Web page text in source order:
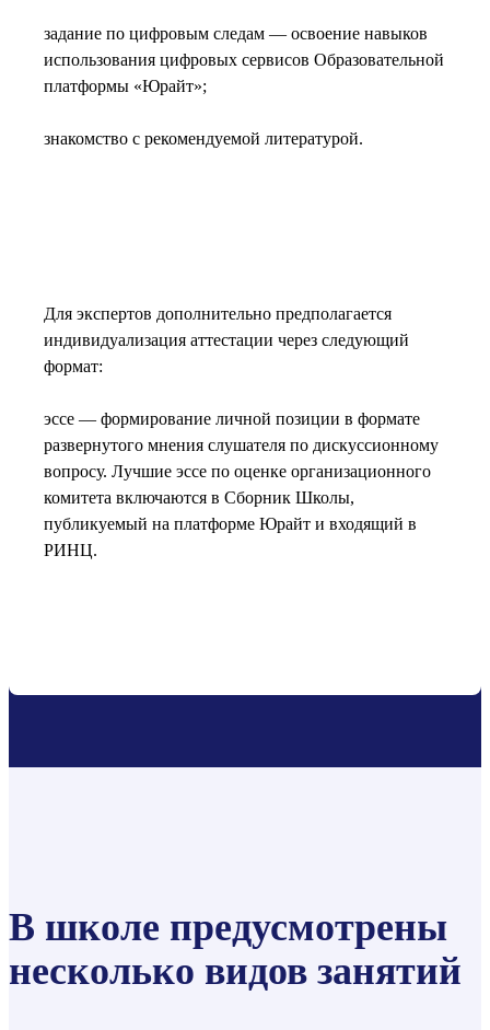
задание по цифровым следам — освоение навыков
использования цифровых сервисов Образовательной
платформы «Юрайт»;
знакомство с рекомендуемой литературой.
Для экспертов дополнительно предполагается
индивидуализация аттестации через следующий
формат:
эссе — формирование личной позиции в формате
развернутого мнения слушателя по дискуссионному
вопросу. Лучшие эссе по оценке организационного
комитета включаются в Сборник Школы,
публикуемый на платформе Юрайт и входящий в
РИНЦ.
В школе предусмотрены
несколько видов занятий